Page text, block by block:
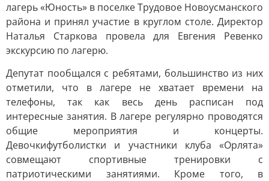
лагерь «Юность» в поселке Трудовое Новоусманского
района и принял участие в круглом столе. Директор
Наталья Старкова провела для Евгения Ревенко
экскурсию по лагерю.
Депутат пообщался с ребятами, большинство из них
отметили, что в лагере не хватает времени на
телефоны, так как весь день расписан под
интересные занятия. В лагере регулярно проводятся
общие мероприятия и концерты.
Девочкифутболистки и участники клуба «Орлята»
совмещают спортивные тренировки с
патриотическими занятиями. Кроме того, в